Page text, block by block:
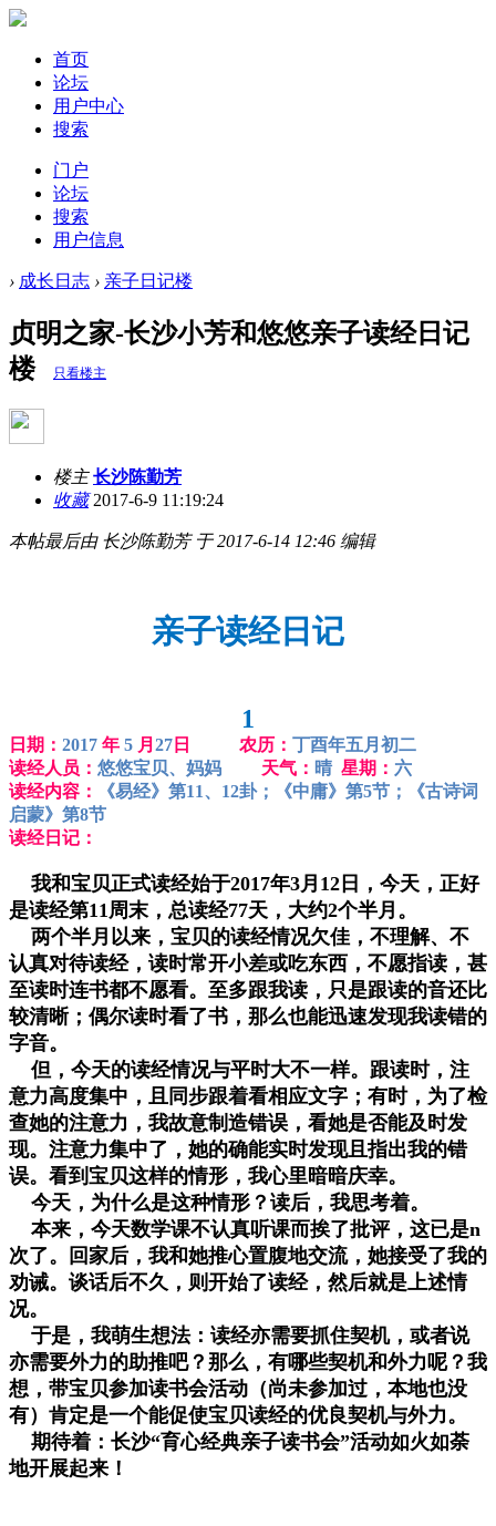
首页
论坛
用户中心
搜索
门户
论坛
搜索
用户信息
› 成长日志 › 亲子日记楼
贞明之家-长沙小芳和悠悠亲子读经日记
楼
只看楼主
楼主 长沙陈勤芳
收藏2017-6-9 11:19:24
本帖最后由 长沙陈勤芳 于 2017-6-14 12:46 编辑
亲子读经日记
1
日期： 2017 年 5 月 27 日 农历： 丁酉年五月初二
读经人员： 悠悠宝贝、妈妈 天气： 晴 星期： 六
读经内容：
《易经》第11、12卦；《中庸》第5节；《古诗词
启蒙》第8节
读经日记：
我和宝贝正式读经始于2017年3月12日，今天，正好
是读经第11周末，总读经77天，大约2个半月。
两个半月以来，宝贝的读经情况欠佳，不理解、不
认真对待读经，读时常开小差或吃东西，不愿指读，甚
至读时连书都不愿看。至多跟我读，只是跟读的音还比
较清晰；偶尔读时看了书，那么也能迅速发现我读错的
字音。
但，今天的读经情况与平时大不一样。跟读时，注
意力高度集中，且同步跟着看相应文字；有时，为了检
查她的注意力，我故意制造错误，看她是否能及时发
现。注意力集中了，她的确能实时发现且指出我的错
误。看到宝贝这样的情形，我心里暗暗庆幸。
今天，为什么是这种情形？读后，我思考着。
本来，今天数学课不认真听课而挨了批评，这已是n
次了。回家后，我和她推心置腹地交流，她接受了我的
劝诫。谈话后不久，则开始了读经，然后就是上述情
况。
于是，我萌生想法：读经亦需要抓住契机，或者说
亦需要外力的助推吧？那么，有哪些契机和外力呢？我
想，带宝贝参加读书会活动（尚未参加过，本地也没
有）肯定是一个能促使宝贝读经的优良契机与外力。
期待着：长沙“育心经典亲子读书会”活动如火如荼
地开展起来！